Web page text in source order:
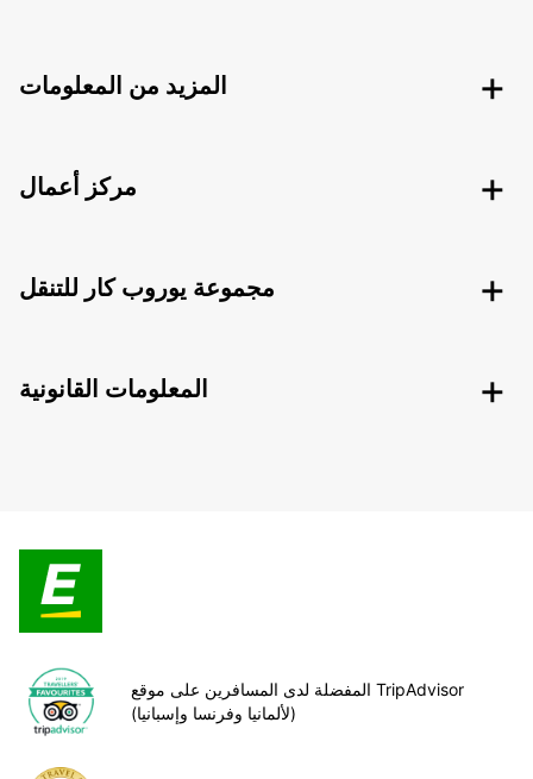
المزيد من المعلومات
مركز أعمال
مجموعة يوروب كار للتنقل
المعلومات القانونية
المفضلة لدى المسافرين على موقع TripAdvisor
(لألمانيا وفرنسا وإسبانيا)